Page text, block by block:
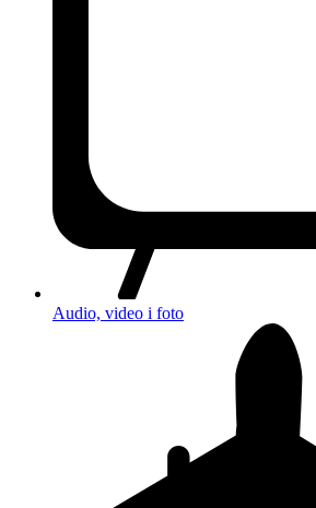
Audio, video i foto